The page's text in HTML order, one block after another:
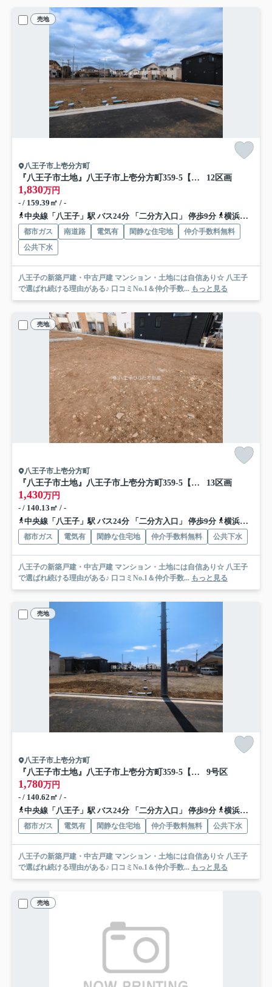
売地
八王子市上壱分方町
『八王子市土地』八王子市上壱分方町359-5【仲介手数料無料】 12区画
1,830万円
- / 159.39㎡ / -
中央線「八王子」駅 バス24分 「二分方入口」 停歩9分
横浜線「八王子」駅 バス24分 「二分方入口」 停歩9分
都市ガス 南道路 電気有 閑静な住宅地
仲介手数料無料
公共下水
八王子の新築戸建・中古戸建 マンション・土地には自信あり☆ 八王子
で選ばれ続ける理由がある♪ 口コミNo.1＆仲介手数... もっと見る
売地
八王子市上壱分方町
『八王子市土地』八王子市上壱分方町359-5【仲介手数料無料】 13区画
1,430万円
- / 140.13㎡ / -
中央線「八王子」駅 バス24分 「二分方入口」 停歩9分
横浜線「八王子」駅 バス24分 「二分方入口」 停歩9分
都市ガス 電気有 閑静な住宅地 仲介手数料無料 公共下水
八王子の新築戸建・中古戸建 マンション・土地には自信あり☆ 八王子
で選ばれ続ける理由がある♪ 口コミNo.1＆仲介手数... もっと見る
売地
八王子市上壱分方町
『八王子市土地』八王子市上壱分方町359-5【仲介手数料無料】 9号区
1,780万円
- / 140.62㎡ / -
中央線「八王子」駅 バス24分 「二分方入口」 停歩9分
横浜線「八王子」駅 バス24分 「二分方入口」 停歩9分
都市ガス 電気有 閑静な住宅地 仲介手数料無料 公共下水
八王子の新築戸建・中古戸建 マンション・土地には自信あり☆ 八王子
で選ばれ続ける理由がある♪ 口コミNo.1＆仲介手数... もっと見る
売地